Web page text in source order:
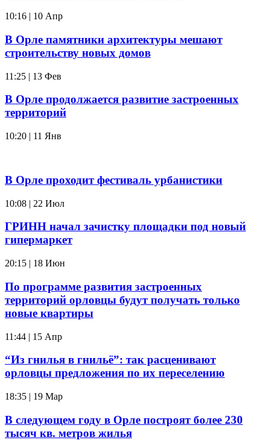
10:16 | 10 Апр
В Орле памятники архитектуры мешают
строительству новых домов
11:25 | 13 Фев
В Орле продолжается развитие застроенных
территорий
10:20 | 11 Янв
В Орле проходит фестиваль урбанистики
10:08 | 22 Июл
ГРИНН начал зачистку площадки под новый
гипермаркет
20:15 | 18 Июн
По программе развития застроенных
территорий орловцы будут получать только
новые квартиры
11:44 | 15 Апр
“Из гнилья в гнильё”: так расценивают
орловцы предложения по их переселению
18:35 | 19 Мар
В следующем году в Орле построят более 230
тысяч кв. метров жилья